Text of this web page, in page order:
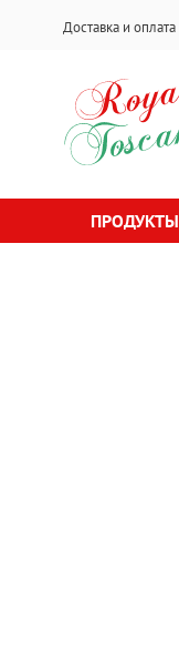
Доставка и оплата
ПРОДУКТЫ